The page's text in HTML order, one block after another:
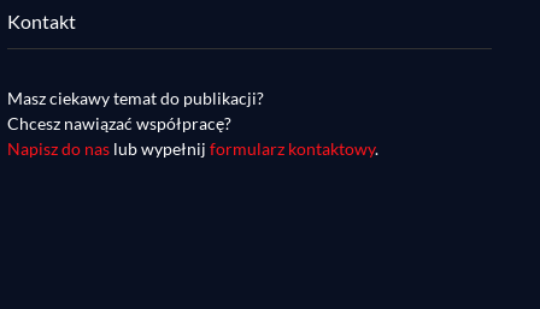
Kontakt
Masz ciekawy temat do publikacji?
Chcesz nawiązać współpracę?
Napisz do nas lub wypełnijformularz kontaktowy.